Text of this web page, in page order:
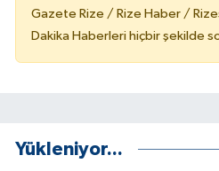
Gazete Rize / Rize Haber /
Dakika Haberleri hiçbir şekilde
Yükleniyor...